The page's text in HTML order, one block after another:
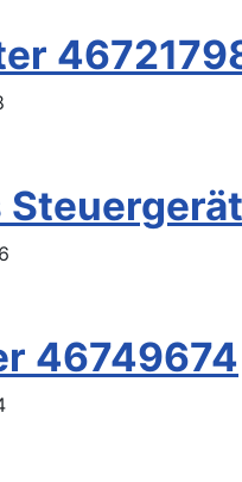
46749674